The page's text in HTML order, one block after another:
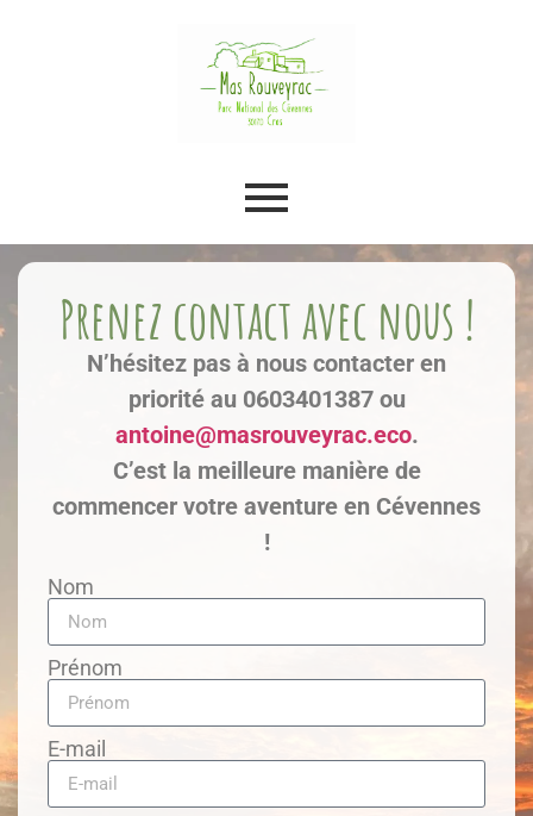
Prenez contact avec nous !
N’hésitez pas à nous contacter en
priorité au 0603401387 ou
antoine@masrouveyrac.eco.
C’est la meilleure manière de
commencer votre aventure en Cévennes
!
Nom
Prénom
E-mail